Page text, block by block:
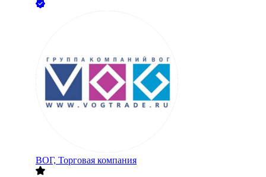
ВОГ, Торговая компания